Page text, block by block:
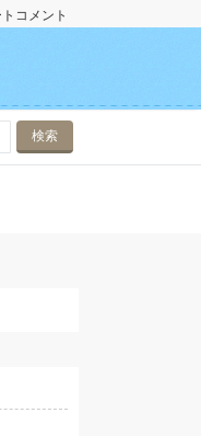
コメント